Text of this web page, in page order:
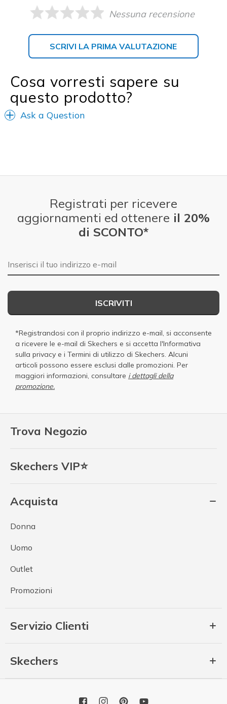
Nessuna recensione
SCRIVI LA PRIMA VALUTAZIONE
Cosa vorresti sapere su
questo prodotto?
Ask a Question
Trova Negozio
Skechers VIP⭐
Acquista
Donna
Uomo
Outlet
Promozioni
Servizio Clienti
Skechers
Registrati per ricevere
aggiornamenti ed ottenere il 20%
di SCONTO*
E-mail
ISCRIVITI
*Registrandosi con il proprio indirizzo e-mail, si acconsente
a ricevere le e-mail di Skechers e si accetta l'Informativa
sulla privacy e i Termini di utilizzo di Skechers. Alcuni
articoli possono essere esclusi dalle promozioni. Per
maggiori informazioni, consultare i dettagli della
promozione.